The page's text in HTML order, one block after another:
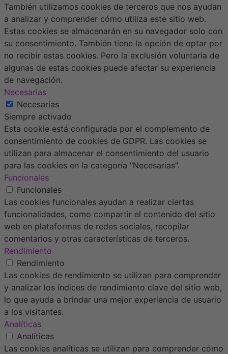
También utilizamos cookies de terceros que nos ayudan
a analizar y comprender cómo utiliza este sitio web.
Estas cookies se almacenarán en su navegador solo con
su consentimiento. También tiene la opción de optar por
no recibir estas cookies. Pero la exclusión voluntaria de
algunas de estas cookies puede afectar su experiencia
de navegación.
Necesarias
Necesarias
Siempre activado
Esta cookie está configurada por el complemento de
consentimiento de cookies de GDPR. Las cookies se
utilizan para almacenar el consentimiento del usuario
para las cookies en la categoría "Necesarias".
Funcionales
Funcionales
Las cookies funcionales ayudan a realizar ciertas
funcionalidades, como compartir el contenido del sitio
web en plataformas de redes sociales, recopilar
comentarios y otras características de terceros.
Rendimiento
Rendimiento
Las cookies de rendimiento se utilizan para comprender
y analizar los índices de rendimiento clave del sitio web,
lo que ayuda a brindar una mejor experiencia de usuario
a los visitantes.
Analíticas
Analíticas
Las cookies analíticas se utilizan para comprender cómo